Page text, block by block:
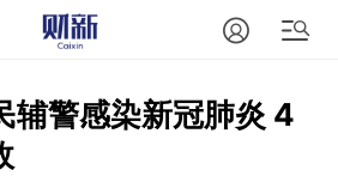
警感染新冠肺炎 4